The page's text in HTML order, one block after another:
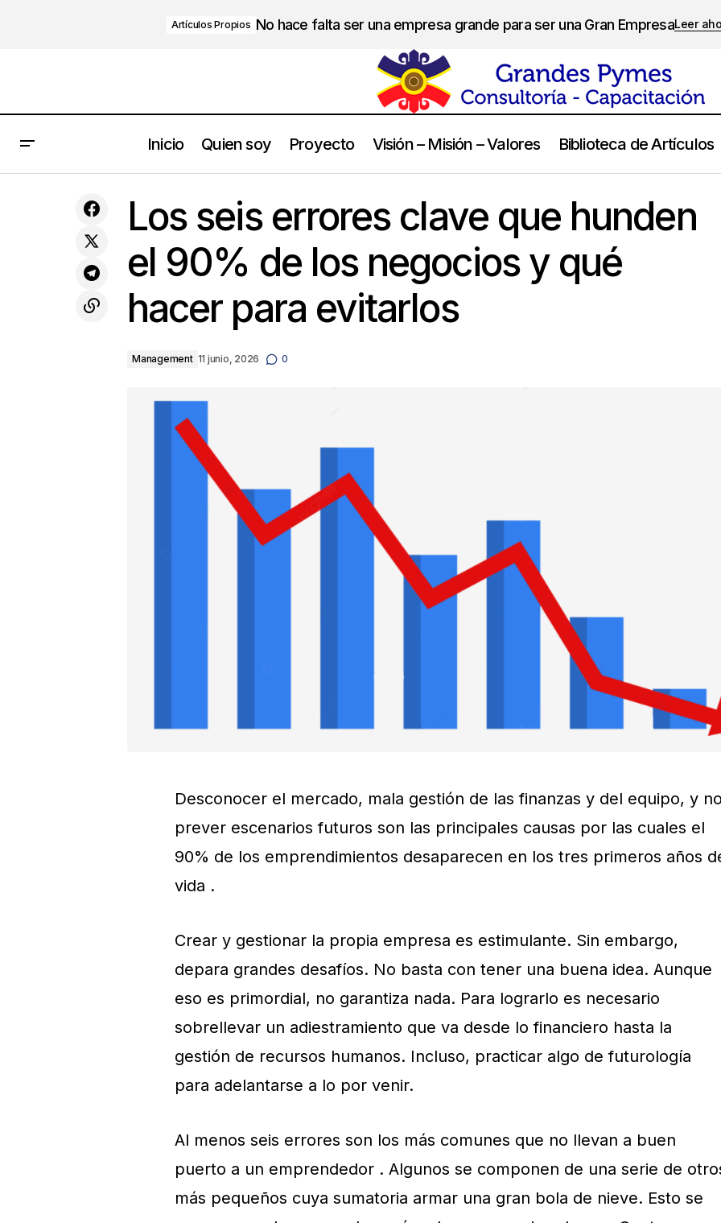
Artículos Propios No hace falta ser una empresa grande para ser una Gran EmpresaLeer
Inicio Quien soy Proyecto Visión – Misión – Valores Biblioteca de Artículos
Juan Carlos Valda Los seis errores clave que hunden el 90% de los negocios y qué
Los seis errores clave que hunden
el 90% de los negocios y qué
hacer para evitarlos
Management 11 junio, 2026 0
Desconocer el mercado, mala gestión de las finanzas y del equipo, y
prever escenarios futuros son las principales causas por las cuales el
90% de los emprendimientos desaparecen en los tres primeros años
vida .
Crear y gestionar la propia empresa es estimulante. Sin embargo,
depara grandes desafíos. No basta con tener una buena idea. Aunque
eso es primordial, no garantiza nada. Para lograrlo es necesario
sobrellevar un adiestramiento que va desde lo financiero hasta la
gestión de recursos humanos. Incluso, practicar algo de futurología
para adelantarse a lo por venir.
Al menos seis errores son los más comunes que no llevan a buen
puerto a un emprendedor . Algunos se componen de una serie de
más pequeños cuya sumatoria armar una gran bola de nieve. Esto se